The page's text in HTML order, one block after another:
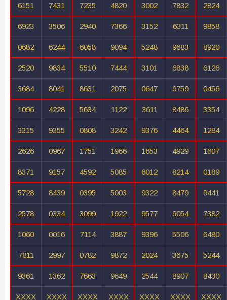
6151 7431 7235 4820 3002 7832 2824
6923 3506 2940 7366 3152 6311 9858
0682 6244 6058 9094 5248 9683 8920
2520 9834 5510 7444 3101 6838 6126
3684 8041 8631 2075 0647 9759 0456
1096 4228 5634 1122 3611 8486 3354
3315 9355 0808 3242 9376 4464 1284
2626 0967 1751 1966 1653 4929 1607
8371 9157 4592 5085 6012 8214 0189
5728 8439 0395 5003 9322 8479 9441
2578 0334 3099 1922 9577 9054 7382
1060 0016 7114 3887 9396 5506 6480
7811 2997 0782 9872 2024 3675 5244
9361 1362 7663 9649 2544 8907 8430
XXXX XXXX XXXX XXXX XXXX XXXX XXXX